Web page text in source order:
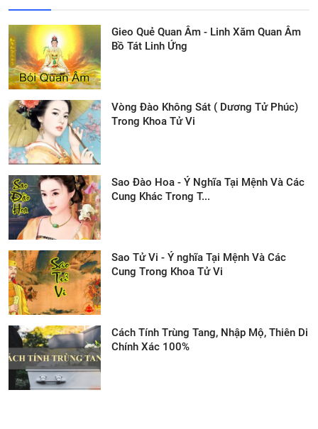
Gieo Quẻ Quan Âm - Linh Xăm Quan Âm
Bồ Tát Linh Ứng
Vòng Đào Không Sát ( Dương Tử Phúc)
Trong Khoa Tử Vi
Sao Đào Hoa - Ý Nghĩa Tại Mệnh Và Các
Cung Khác Trong T...
Sao Tử Vi - Ý nghĩa Tại Mệnh Và Các
Cung Trong Khoa Tử Vi
Cách Tính Trùng Tang, Nhập Mộ, Thiên Di
Chính Xác 100%